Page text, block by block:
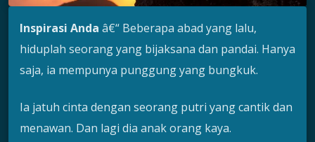
Inspirasi Anda â€“ Beberapa abad yang lalu,
hiduplah seorang yang bijaksana dan pandai. Hanya
saja, ia mempunya punggung yang bungkuk.
Ia jatuh cinta dengan seorang putri yang cantik dan
menawan. Dan lagi dia anak orang kaya.